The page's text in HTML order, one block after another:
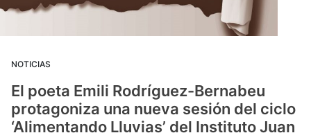
NOTICIAS
El poeta Emili Rodríguez-Bernabeu
protagoniza una nueva sesión del ciclo
‘Alimentando Lluvias’ del Instituto Juan